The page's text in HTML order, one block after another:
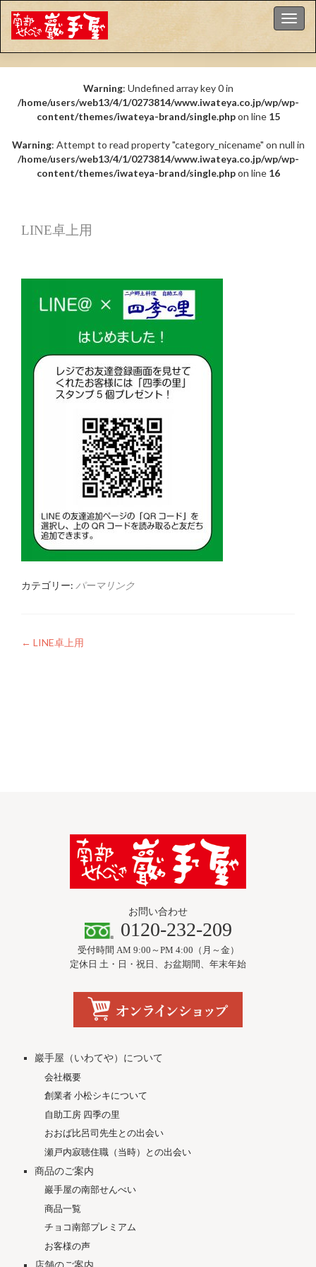
ナビ
Warning: Undefined array key 0 in
/home/users/web13/4/1/0273814/www.iwateya.co.jp/wp/wp-
content/themes/iwateya-brand/single.phpon line 15
Warning: Attempt to read property "category_nicename" on null in
/home/users/web13/4/1/0273814/www.iwateya.co.jp/wp/wp-
content/themes/iwateya-brand/single.phpon line 16
LINE卓上用
カテゴリー: パーマリンク
投
← LINE卓上用
お問い合わせ
0120-232-209
受付時間 AM 9:00～PM 4:00（月～金）
定休日 土・日・祝日、お盆期間、年末年始
巖手屋（いわてや）について
会社概要
創業者 小松シキについて
自助工房 四季の里
おおば比呂司先生との出会い
瀬戸内寂聴住職（当時）との出会い
商品のご案内
巖手屋の南部せんべい
商品一覧
チョコ南部プレミアム
お客様の声